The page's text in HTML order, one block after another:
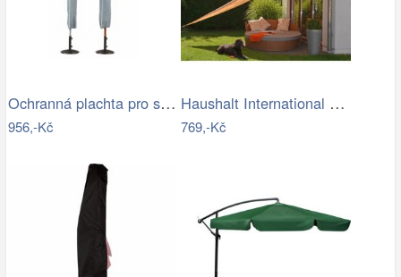
Ochranná plachta pro slunečníky - GD
956,-Kč
Haushalt International Stínící…
769,-Kč